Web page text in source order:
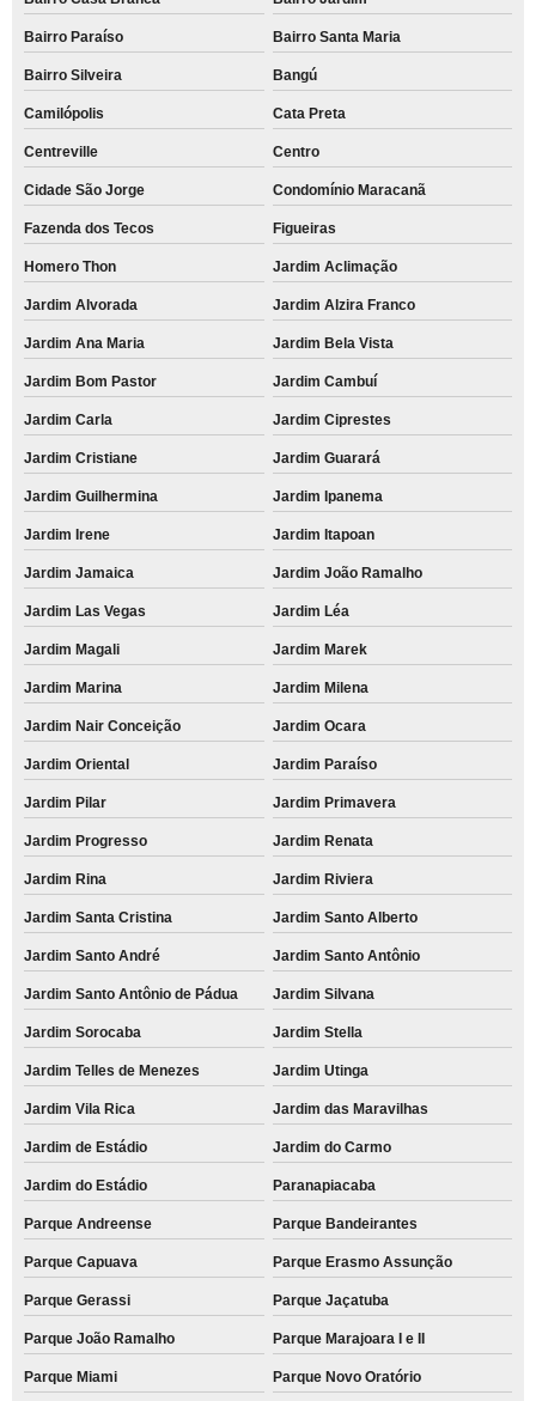
Bairro Paraíso Bairro Santa Maria
Bairro Silveira Bangú
Camilópolis Cata Preta
Centreville Centro
Cidade São Jorge Condomínio Maracanã
Fazenda dos Tecos Figueiras
Homero Thon Jardim Aclimação
Jardim Alvorada Jardim Alzira Franco
Jardim Ana Maria Jardim Bela Vista
Jardim Bom Pastor Jardim Cambuí
Jardim Carla Jardim Ciprestes
Jardim Cristiane Jardim Guarará
Jardim Guilhermina Jardim Ipanema
Jardim Irene Jardim Itapoan
Jardim Jamaica Jardim João Ramalho
Jardim Las Vegas Jardim Léa
Jardim Magali Jardim Marek
Jardim Marina Jardim Milena
Jardim Nair Conceição Jardim Ocara
Jardim Oriental Jardim Paraíso
Jardim Pilar Jardim Primavera
Jardim Progresso Jardim Renata
Jardim Rina Jardim Riviera
Jardim Santa Cristina Jardim Santo Alberto
Jardim Santo André Jardim Santo Antônio
Jardim Santo Antônio de Pádua Jardim Silvana
Jardim Sorocaba Jardim Stella
Jardim Telles de Menezes Jardim Utinga
Jardim Vila Rica Jardim das Maravilhas
Jardim de Estádio Jardim do Carmo
Jardim do Estádio Paranapiacaba
Parque Andreense Parque Bandeirantes
Parque Capuava Parque Erasmo Assunção
Parque Gerassi Parque Jaçatuba
Parque João Ramalho Parque Marajoara I e II
Parque Miami Parque Novo Oratório